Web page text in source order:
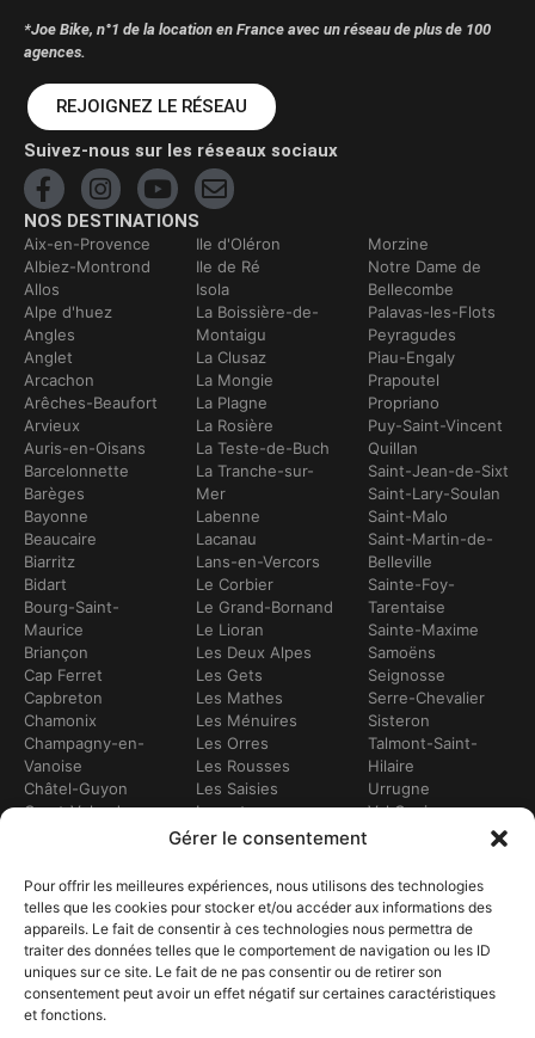
Gérer le consentement
Pour offrir les meilleures expériences, nous utilisons des technologies
telles que les cookies pour stocker et/ou accéder aux informations des
appareils. Le fait de consentir à ces technologies nous permettra de
traiter des données telles que le comportement de navigation ou les ID
uniques sur ce site. Le fait de ne pas consentir ou de retirer son
consentement peut avoir un effet négatif sur certaines caractéristiques
et fonctions.
*Joe Bike, n°1 de la location en France avec un réseau de plus de 100
agences.
REJOIGNEZ LE RÉSEAU
Suivez-nous sur les réseaux sociaux
NOS DESTINATIONS
Aix-en-Provence
Albiez-Montrond
Allos
Alpe d'huez
Angles
Anglet
Arcachon
Arêches-Beaufort
Arvieux
Auris-en-Oisans
Barcelonnette
Barèges
Bayonne
Beaucaire
Biarritz
Bidart
Bourg-Saint-
Maurice
Briançon
Cap Ferret
Capbreton
Chamonix
Champagny-en-
Vanoise
Châtel-Guyon
Crest-Voland
Embrun
Flumet
Frontignan
Gourette
Gruissan
Hendaye
Hossegor
Ile d'Oléron
Ile de Ré
Isola
La Boissière-de-
Montaigu
La Clusaz
La Mongie
La Plagne
La Rosière
La Teste-de-Buch
La Tranche-sur-
Mer
Labenne
Lacanau
Lans-en-Vercors
Le Corbier
Le Grand-Bornand
Le Lioran
Les Deux Alpes
Les Gets
Les Mathes
Les Ménuires
Les Orres
Les Rousses
Les Saisies
Leucate
Lézignan-
Loudenvielle
Luchon
Luz-Saint-Sauveur
Marennes
Marseille
Méribel
Morzine
Notre Dame de
Bellecombe
Palavas-les-Flots
Peyragudes
Piau-Engaly
Prapoutel
Propriano
Puy-Saint-Vincent
Quillan
Saint-Jean-de-Sixt
Saint-Lary-Soulan
Saint-Malo
Saint-Martin-de-
Belleville
Sainte-Foy-
Tarentaise
Sainte-Maxime
Samoëns
Seignosse
Serre-Chevalier
Sisteron
Talmont-Saint-
Hilaire
Urrugne
Val Cenis
Valberg
Vars
Vendays-
Montalivet
Villard-de-Lans
Villarodin-Bourget